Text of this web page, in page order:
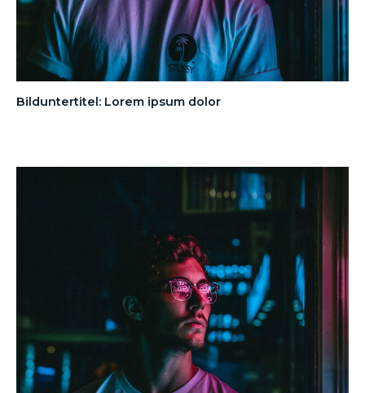
Bilduntertitel: Lorem ipsum dolor